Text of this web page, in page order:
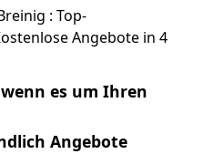
: Top-
Angebote in 4
es um Ihren
Angebote